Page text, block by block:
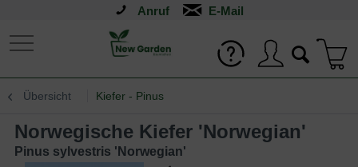
Anruf
Übersicht Kiefer - Pinus
Norwegische Kiefer 'Norwegian'
Pinus sylvestris 'Norwegian'